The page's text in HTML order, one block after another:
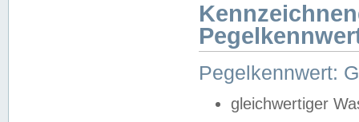
Pegelkennwert:
gleichwertiger